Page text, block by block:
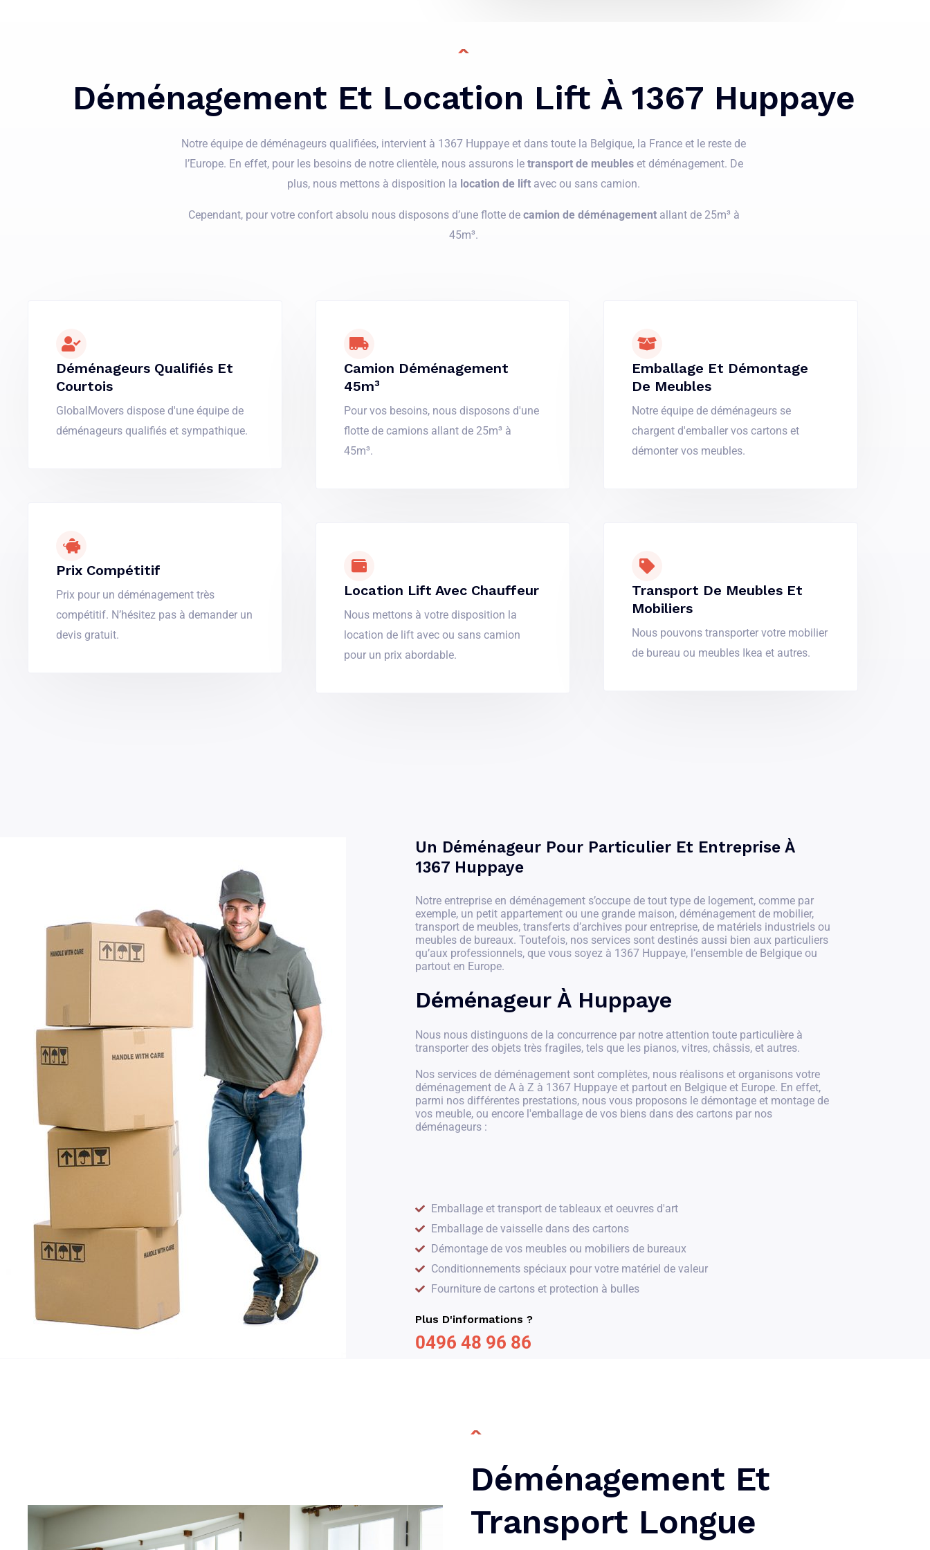
Déménagement Et Location Lift À 1367 Huppaye
Notre équipe de déménageurs qualifiées, intervient à 1367 Huppaye et dans toute la Belgique, la France et le reste de
l’Europe. En effet, pour les besoins de notre clientèle, nous assurons le transport de meubleset déménagement. De
plus, nous mettons à disposition la location de lift avec ou sans camion.
Cependant, pour votre confort absolu nous disposons d’une flotte de camion de déménagementallant de 25m³ à
45m³.
Déménageurs Qualifiés Et
Courtois
GlobalMovers dispose d'une équipe de
déménageurs qualifiés et sympathique.
Prix Compétitif
Prix pour un déménagement très
compétitif. N’hésitez pas à demander un
devis gratuit.
Camion Déménagement
45m³
Pour vos besoins, nous disposons d'une
flotte de camions allant de 25m³ à
45m³.
Location Lift Avec Chauffeur
Nous mettons à votre disposition la
location de lift avec ou sans camion
pour un prix abordable.
Emballage Et Démontage
De Meubles
Notre équipe de déménageurs se
chargent d'emballer vos cartons et
démonter vos meubles.
Transport De Meubles Et
Mobiliers
Nous pouvons transporter votre mobilier
de bureau ou meubles Ikea et autres.
Un Déménageur Pour Particulier Et Entreprise À
1367 Huppaye
Notre entreprise en déménagement s’occupe de tout type de logement, comme par
exemple, un petit appartement ou une grande maison, déménagement de mobilier,
transport de meubles, transferts d’archives pour entreprise, de matériels industriels ou
meubles de bureaux. Toutefois, nos services sont destinés aussi bien aux particuliers
qu’aux professionnels, que vous soyez à 1367 Huppaye, l’ensemble de Belgique ou
partout en Europe.
Déménageur À Huppaye
Nous nous distinguons de la concurrence par notre attention toute particulière à
transporter des objets très fragiles, tels que les pianos, vitres, châssis, et autres.
Nos services de déménagement sont complètes, nous réalisons et organisons votre
déménagement de A à Z à 1367 Huppaye et partout en Belgique et Europe. En effet,
parmi nos différentes prestations, nous vous proposons le démontage et montage de
vos meuble, ou encore l'emballage de vos biens dans des cartons par nos
déménageurs :
Emballage et transport de tableaux et oeuvres d'art
Emballage de vaisselle dans des cartons
Démontage de vos meubles ou mobiliers de bureaux
Conditionnements spéciaux pour votre matériel de valeur
Fourniture de cartons et protection à bulles
Plus D'informations ?
0496 48 96 86
Déménagement Et
Transport Longue